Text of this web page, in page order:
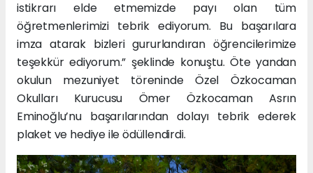
istikrarı elde etmemizde payı olan tüm
öğretmenlerimizi tebrik ediyorum. Bu başarılara
imza atarak bizleri gururlandıran öğrencilerimize
teşekkür ediyorum.” şeklinde konuştu. Öte yandan
okulun mezuniyet töreninde Özel Özkocaman
Okulları Kurucusu Ömer Özkocaman Asrın
Eminoğlu’nu başarılarından dolayı tebrik ederek
plaket ve hediye ile ödüllendirdi.